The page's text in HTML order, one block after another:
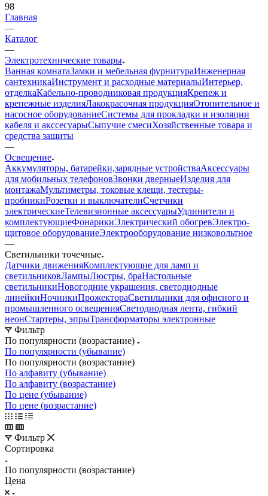
98
Главная
—
Каталог
—
Электротехнические товары
Ванная комнатаЗамки и мебельная фурнитураИнженерная
сантехникаИнструмент и расходные материалыИнтерьер,
отделкаКабельно-проводниковая продукцияКрепеж и
крепежные изделияЛакокрасочная продукцияОтопительное и
насосное оборудованиеСистемы для прокладки и изоляции
кабеля и акссесуарыСыпучие смесиХозяйственные товара и
средства защиты
—
Освещение
Аккумуляторы, батарейки,зарядные устройстваАксессуары
для мобильных телефоновЗвонки дверныеИзделия для
монтажаМультиметры, токовые клещи, тестеры-
пробникиРозетки и выключателиСчетчики
электрическиеТелевизионные аксессуарыУдлинители и
комплектующиеФонарикиЭлектрический обогревЭлектро-
щитовое оборудованиеЭлектрооборудование низковольтное
—
Светильники точечные
Датчики движенияКомплектующие для ламп и
светильниковЛампыЛюстры, браНастольные
светильникиНовогодние украшения, светодиодные
линейкиНочникиПрожектораСветильники для офисного и
промышленного освещенияСветодиодная лента, гибкий
неонСтартеры, эпрыТрансформаторы электронные
Фильтр
По популярности (возрастание)
По популярности (убывание)
По популярности (возрастание)
По алфавиту (убывание)
По алфавиту (возрастание)
По цене (убывание)
По цене (возрастание)
Фильтр
Сортировка
По популярности (возрастание)
Цена